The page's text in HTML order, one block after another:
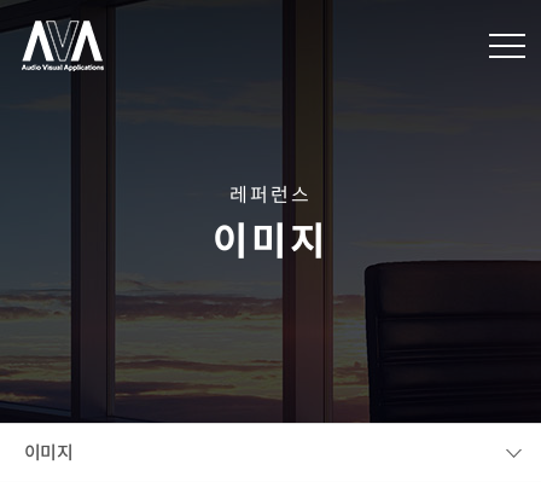
레퍼런스
이미지
이미지